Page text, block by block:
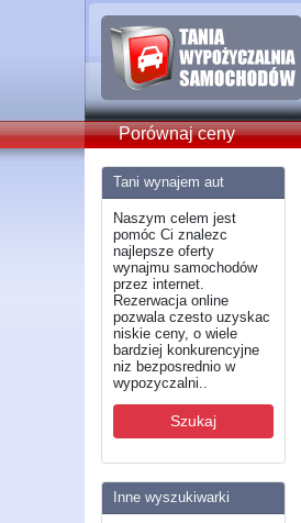
Porównaj ceny
Tani wynajem aut
Naszym celem jest
pomóc Ci znalezc
najlepsze oferty
wynajmu samochodów
przez internet.
Rezerwacja online
pozwala czesto uzyskac
niskie ceny, o wiele
bardziej konkurencyjne
niz bezposrednio w
wypozyczalni..
Szukaj
Inne wyszukiwarki